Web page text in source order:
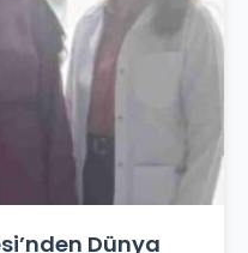
Dünya